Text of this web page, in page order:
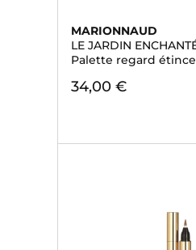
MARIONNAUD
LE JARDIN
Palette regard
34,00 €